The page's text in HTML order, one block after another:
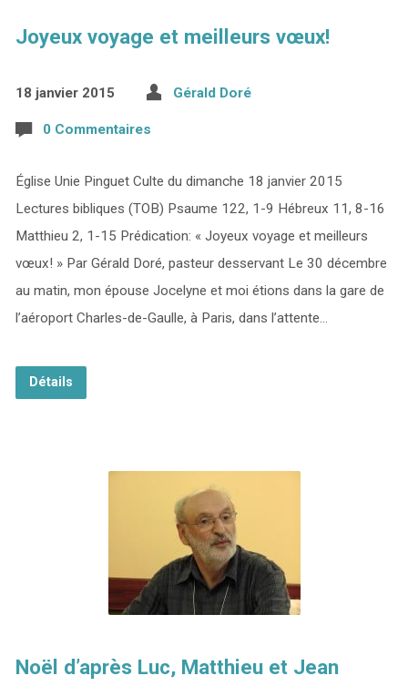
Joyeux voyage et meilleurs vœux!
18 janvier 2015 Gérald Doré
0 Commentaires
Église Unie Pinguet Culte du dimanche 18 janvier 2015
Lectures bibliques (TOB) Psaume 122, 1-9 Hébreux 11, 8-16
Matthieu 2, 1-15 Prédication: « Joyeux voyage et meilleurs
vœux! » Par Gérald Doré, pasteur desservant Le 30 décembre
au matin, mon épouse Jocelyne et moi étions dans la gare de
l’aéroport Charles-de-Gaulle, à Paris, dans l’attente…
Détails
Noël d’après Luc, Matthieu et Jean